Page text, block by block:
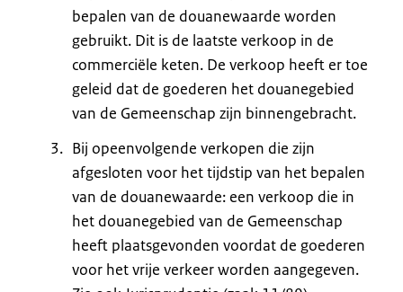
bepalen van de douanewaarde worden
gebruikt. Dit is de laatste verkoop in de
commerciële keten. De verkoop heeft er toe
geleid dat de goederen het douanegebied
van de Gemeenschap zijn binnengebracht.
Bij opeenvolgende verkopen die zijn
afgesloten voor het tijdstip van het bepalen
van de douanewaarde: een verkoop die in
het douanegebied van de Gemeenschap
heeft plaatsgevonden voordat de goederen
voor het vrije verkeer worden aangegeven.